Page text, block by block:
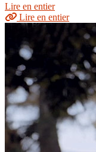
Lire en entier
Lire en entier